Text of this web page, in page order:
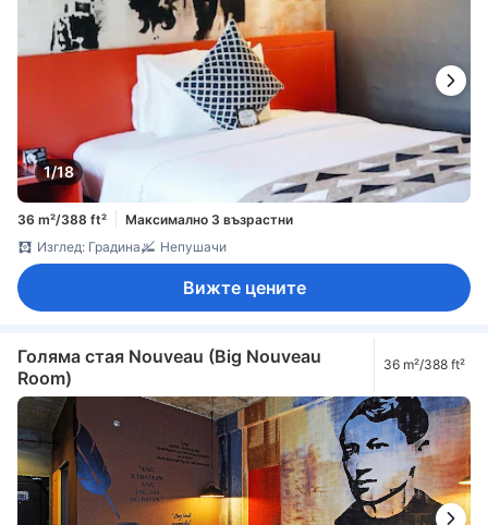
1/18
36 m²/388 ft²
Максимално 3 възрастни
Изглед: Градина
Непушачи
Вижте цените
Голяма стая Nouveau (Big Nouveau
Room)
36 m²/388 ft²